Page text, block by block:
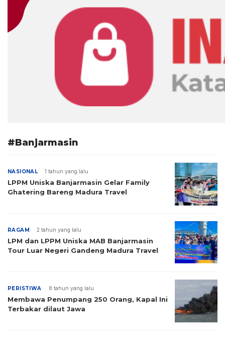
#Banjarmasin
NASIONAL 1 tahun yang lalu
LPPM Uniska Banjarmasin Gelar Family
Ghatering Bareng Madura Travel
RAGAM 2 tahun yang lalu
LPM dan LPPM Uniska MAB Banjarmasin
Tour Luar Negeri Gandeng Madura Travel
PERISTIWA 8 tahun yang lalu
Membawa Penumpang 250 Orang, Kapal Ini
Terbakar dilaut Jawa